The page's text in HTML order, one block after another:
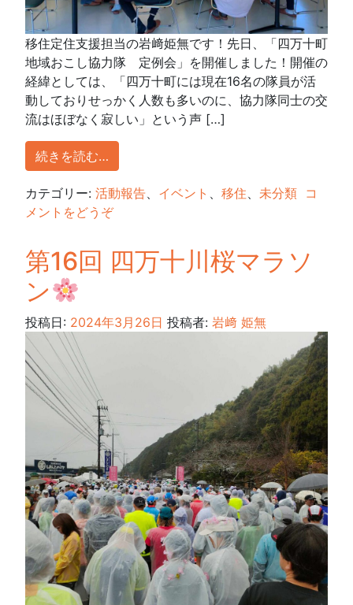
移住定住支援担当の岩﨑姫無です！先日、「四万十町
地域おこし協力隊 定例会」を開催しました！開催の
経緯としては、「四万十町には現在16名の隊員が活
動しておりせっかく人数も多いのに、協力隊同士の交
流はほぼなく寂しい」という声 […]
続きを読む…
カテゴリー: 活動報告、 イベント 、 移住、 未分類 コ
メントをどうぞ
第16回 四万十川桜マラソ
ン
投稿日: 2024年3月26日 投稿者: 岩﨑 姫無